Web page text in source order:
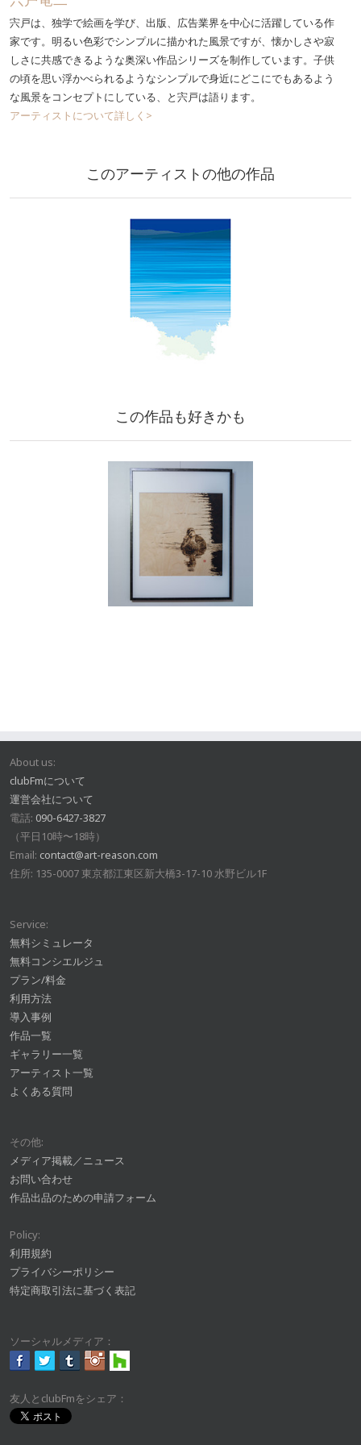
宍戸は、独学で絵画を学び、出版、広告業界を中心に活躍している作
家です。明るい色彩でシンプルに描かれた風景ですが、懐かしさや寂
しさに共感できるような奥深い作品シリーズを制作しています。子供
の頃を思い浮かべられるようなシンプルで身近にどこにでもあるよう
な風景をコンセプトにしている、と宍戸は語ります。
アーティストについて詳しく>
このアーティストの他の作品
この作品も好きかも
About us:
clubFmについて
運営会社について
電話: 090-6427-3827
（平日10時〜18時）
Email: contact@art-reason.com
住所: 135-0007 東京都江東区新大橋3-17-10 水野ビル1F
Service:
無料シミュレータ
無料コンシエルジュ
プラン/料金
利用方法
導入事例
作品一覧
ギャラリー一覧
アーティスト一覧
よくある質問
その他:
メディア掲載／ニュース
お問い合わせ
作品出品のための申請フォーム
Policy:
利用規約
プライバシーポリシー
特定商取引法に基づく表記
ソーシャルメディア：
友人とclubFmをシェア：